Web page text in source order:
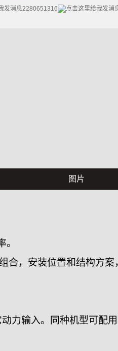
2280651316
图片
合，安装位置和结构方
力输入。同种机型可配